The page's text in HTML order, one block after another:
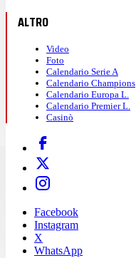
ALTRO
Video
Foto
Calendario Serie A
Calendario Champions
Calendario Europa L.
Calendario Premier L.
Casinò
Facebook
Instagram
X
WhatsApp